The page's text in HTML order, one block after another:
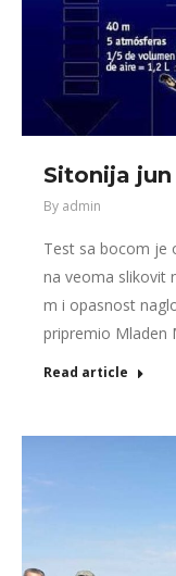
Sitonija
By admin
Test sa bocom je
na veoma slikovit
m i opasnost
pripremio Mladen
Read article